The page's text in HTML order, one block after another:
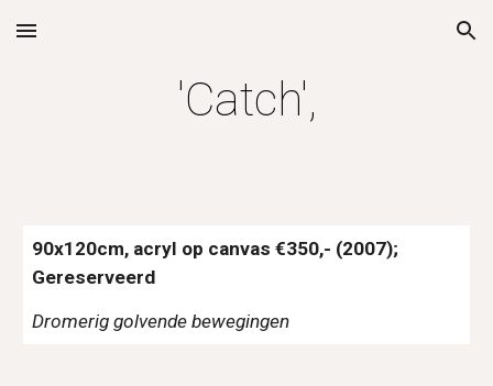
Skip to main content Skip to navigation
'Catch',
90x120cm, acryl op canvas €350,- (2007);
Gereserveerd
Dromerig golvende bewegingen